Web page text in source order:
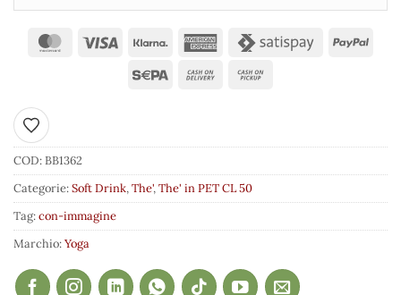
Aggiungi ai preferiti
COD:BB1362
Categorie:Soft Drink,The',The' in PET CL 50
Tag:con-immagine
Marchio:Yoga